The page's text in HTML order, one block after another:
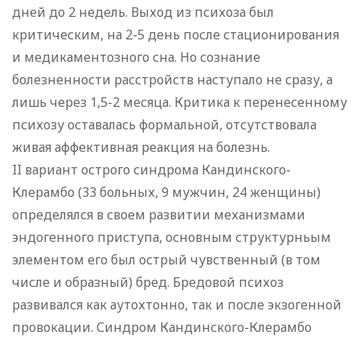
дней до 2 недель. Выход из психоза был
критическим, на 2-5 день после стационирования
и медикаментозного сна. Но сознание
болезненности расстройств наступало не сразу, а
лишь через 1,5-2 месяца. Критика к перенесенному
психозу оставалась формальной, отсутствовала
живая аффективная реакция на болезнь.
II вариант острого синдрома Кандинского-
Клерамбо (33 больных, 9 мужчин, 24 женщины)
определялся в своем развитии механизмами
эндогенного приступа, основным структурньым
элементом его был острый чувственный (в том
числе и образный) бред. Бредовой психоз
развивался как аутохтонно, так и после экзогенной
провокации. Синдром Кандинского-Клерамбо